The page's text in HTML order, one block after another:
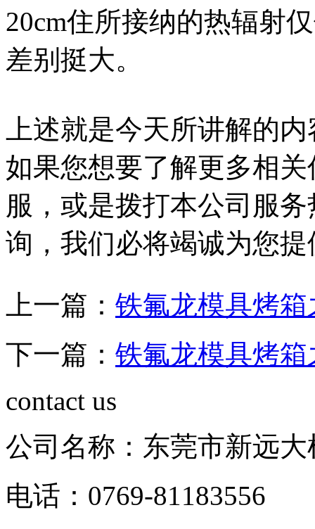
20cm住所接纳的热辐射
差别挺大。
上述就是今天所讲解的
如果您想要了解更多相
服，或是拨打本公司服
询，我们必将竭诚为您
上一篇： 铁氟龙模具烤
下一篇： 铁氟龙模具烤
contact us
公司名称：东莞市新远
电话：0769-81183556